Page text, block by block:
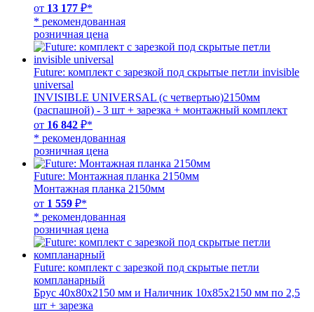
от 13 177 ₽*
* рекомендованная
розничная цена
Future: комплект с зарезкой под скрытые петли invisible
universal
INVISIBLE UNIVERSAL (с четвертью)2150мм
(распашной) - 3 шт + зарезка + монтажный комплект
от 16 842 ₽*
* рекомендованная
розничная цена
Future: Монтажная планка 2150мм
Монтажная планка 2150мм
от 1 559 ₽*
* рекомендованная
розничная цена
Future: комплект с зарезкой под скрытые петли
компланарный
Брус 40х80х2150 мм и Наличник 10х85х2150 мм по 2,5
шт + зарезка